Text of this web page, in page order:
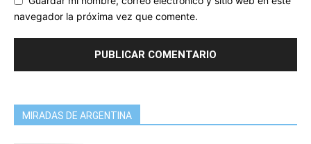
navegador la próxima vez que comente.
MIRADAS DE ARGENTINA